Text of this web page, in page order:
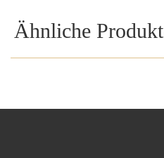
Ähnliche